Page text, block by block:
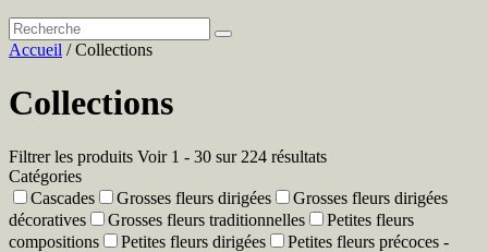
Accueil / Collections
Collections
Filtrer les produits Voir 1 - 30 sur 224 résultats
Catégories
Cascades
Grosses fleurs dirigées
Grosses fleurs dirigées
décoratives
Grosses fleurs traditionnelles
Petites fleurs
compositions
Petites fleurs dirigées
Petites fleurs précoces -